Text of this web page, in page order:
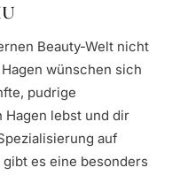
Beauty-Welt nicht
wünschen sich
pudrige
Hagen lebst und dir
auf
es eine besonders